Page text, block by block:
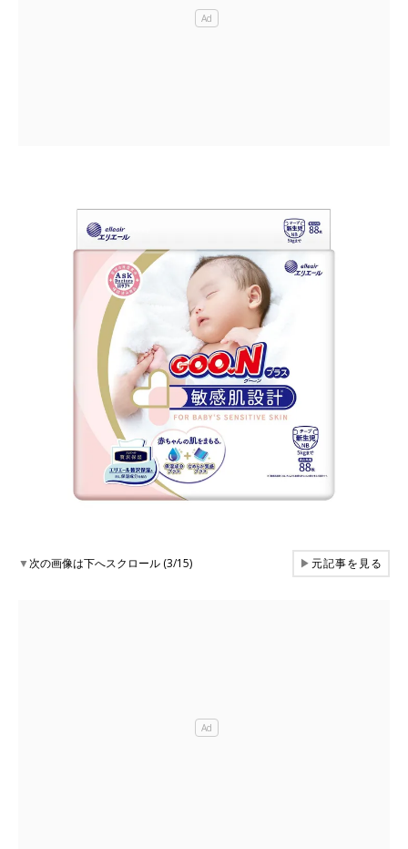
▼次の画像は下へスクロール (3/15) ▶元記事を見る